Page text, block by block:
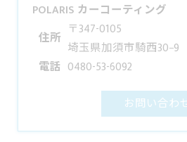
POLARIS カーコーティング
住所 〒347-0105
埼玉県加須市騎西30−9
電話 0480-53-6092
お問い合わ